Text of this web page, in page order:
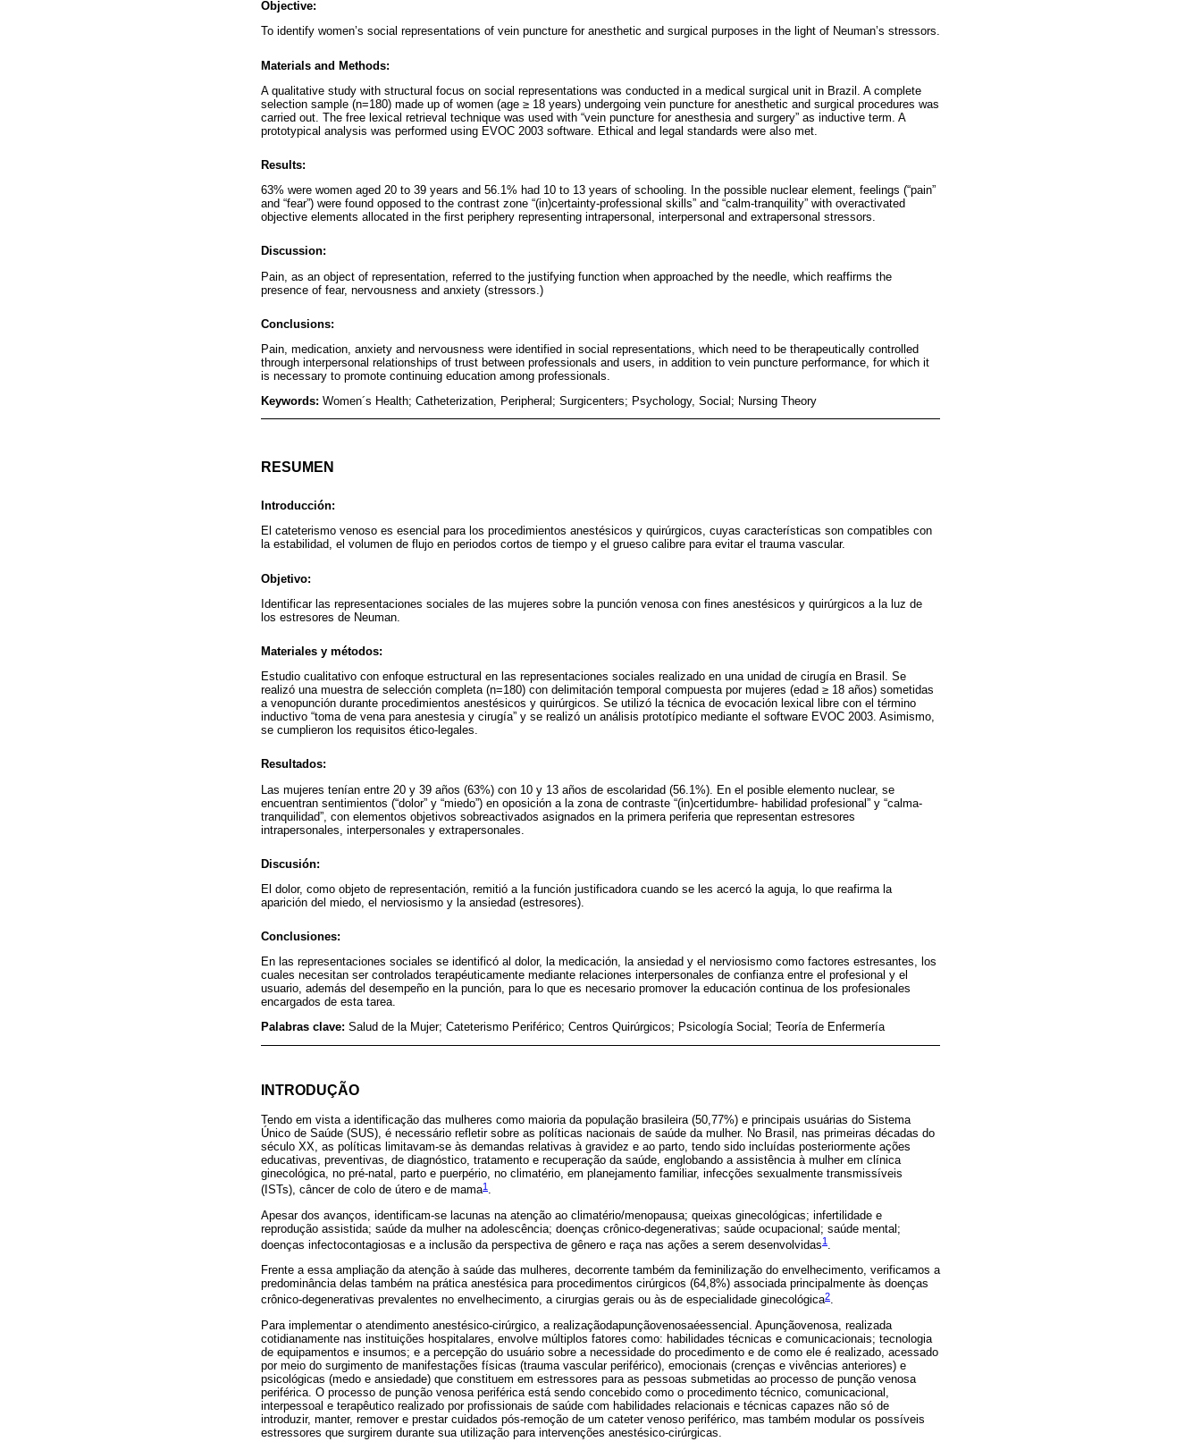
Objective:
To identify women’s social representations of vein puncture for anesthetic and surgical purposes in the light of Neuman’s stressors.
Materials and Methods:
A qualitative study with structural focus on social representations was conducted in a medical surgical unit in Brazil. A complete
selection sample (n=180) made up of women (age ≥ 18 years) undergoing vein puncture for anesthetic and surgical procedures was
carried out. The free lexical retrieval technique was used with “vein puncture for anesthesia and surgery” as inductive term. A
prototypical analysis was performed using EVOC 2003 software. Ethical and legal standards were also met.
Results:
63% were women aged 20 to 39 years and 56.1% had 10 to 13 years of schooling. In the possible nuclear element, feelings (“pain”
and “fear”) were found opposed to the contrast zone “(in)certainty-professional skills” and “calm-tranquility” with overactivated
objective elements allocated in the first periphery representing intrapersonal, interpersonal and extrapersonal stressors.
Discussion:
Pain, as an object of representation, referred to the justifying function when approached by the needle, which reaffirms the
presence of fear, nervousness and anxiety (stressors.)
Conclusions:
Pain, medication, anxiety and nervousness were identified in social representations, which need to be therapeutically controlled
through interpersonal relationships of trust between professionals and users, in addition to vein puncture performance, for which it
is necessary to promote continuing education among professionals.
Keywords: Women´s Health; Catheterization, Peripheral; Surgicenters; Psychology, Social; Nursing Theory
RESUMEN
Introducción:
El cateterismo venoso es esencial para los procedimientos anestésicos y quirúrgicos, cuyas características son compatibles con
la estabilidad, el volumen de flujo en periodos cortos de tiempo y el grueso calibre para evitar el trauma vascular.
Objetivo:
Identificar las representaciones sociales de las mujeres sobre la punción venosa con fines anestésicos y quirúrgicos a la luz de
los estresores de Neuman.
Materiales y métodos:
Estudio cualitativo con enfoque estructural en las representaciones sociales realizado en una unidad de cirugía en Brasil. Se
realizó una muestra de selección completa (n=180) con delimitación temporal compuesta por mujeres (edad ≥ 18 años) sometidas
a venopunción durante procedimientos anestésicos y quirúrgicos. Se utilizó la técnica de evocación lexical libre con el término
inductivo “toma de vena para anestesia y cirugía” y se realizó un análisis prototípico mediante el software EVOC 2003. Asimismo,
se cumplieron los requisitos ético-legales.
Resultados:
Las mujeres tenían entre 20 y 39 años (63%) con 10 y 13 años de escolaridad (56.1%). En el posible elemento nuclear, se
encuentran sentimientos (“dolor” y “miedo”) en oposición a la zona de contraste “(in)certidumbre- habilidad profesional” y “calma-
tranquilidad”, con elementos objetivos sobreactivados asignados en la primera periferia que representan estresores
intrapersonales, interpersonales y extrapersonales.
Discusión:
El dolor, como objeto de representación, remitió a la función justificadora cuando se les acercó la aguja, lo que reafirma la
aparición del miedo, el nerviosismo y la ansiedad (estresores).
Conclusiones:
En las representaciones sociales se identificó al dolor, la medicación, la ansiedad y el nerviosismo como factores estresantes, los
cuales necesitan ser controlados terapéuticamente mediante relaciones interpersonales de confianza entre el profesional y el
usuario, además del desempeño en la punción, para lo que es necesario promover la educación continua de los profesionales
encargados de esta tarea.
Palabras clave: Salud de la Mujer; Cateterismo Periférico; Centros Quirúrgicos; Psicología Social; Teoría de Enfermería
INTRODUÇÃO
Tendo em vista a identificação das mulheres como maioria da população brasileira (50,77%) e principais usuárias do Sistema
Único de Saúde (SUS), é necessário refletir sobre as políticas nacionais de saúde da mulher. No Brasil, nas primeiras décadas do
século XX, as políticas limitavam-se às demandas relativas à gravidez e ao parto, tendo sido incluídas posteriormente ações
educativas, preventivas, de diagnóstico, tratamento e recuperação da saúde, englobando a assistência à mulher em clínica
ginecológica, no pré-natal, parto e puerpério, no climatério, em planejamento familiar, infecções sexualmente transmissíveis
(ISTs), câncer de colo de útero e de mama1 .
Apesar dos avanços, identificam-se lacunas na atenção ao climatério/menopausa; queixas ginecológicas; infertilidade e
reprodução assistida; saúde da mulher na adolescência; doenças crônico-degenerativas; saúde ocupacional; saúde mental;
doenças infectocontagiosas e a inclusão da perspectiva de gênero e raça nas ações a serem desenvolvidas1 .
Frente a essa ampliação da atenção à saúde das mulheres, decorrente também da feminilização do envelhecimento, verificamos a
predominância delas também na prática anestésica para procedimentos cirúrgicos (64,8%) associada principalmente às doenças
crônico-degenerativas prevalentes no envelhecimento, a cirurgias gerais ou às de especialidade ginecológica2.
Para implementar o atendimento anestésico-cirúrgico, a realizaçãodapunçãovenosaéessencial. Apunçãovenosa, realizada
cotidianamente nas instituições hospitalares, envolve múltiplos fatores como: habilidades técnicas e comunicacionais; tecnologia
de equipamentos e insumos; e a percepção do usuário sobre a necessidade do procedimento e de como ele é realizado, acessado
por meio do surgimento de manifestações físicas (trauma vascular periférico), emocionais (crenças e vivências anteriores) e
psicológicas (medo e ansiedade) que constituem em estressores para as pessoas submetidas ao processo de punção venosa
periférica. O processo de punção venosa periférica está sendo concebido como o procedimento técnico, comunicacional,
interpessoal e terapêutico realizado por profissionais de saúde com habilidades relacionais e técnicas capazes não só de
introduzir, manter, remover e prestar cuidados pós-remoção de um cateter venoso periférico, mas também modular os possíveis
estressores que surgirem durante sua utilização para intervenções anestésico-cirúrgicas.